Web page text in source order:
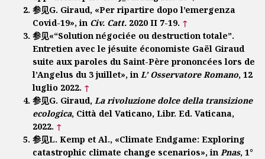
参见G. Giraud, «Per ripartire dopo l’emergenza
Covid-19», in Civ. Catt. 2020 II 7-19. ↑
参见«“Solution négociée ou destruction totale”.
Entretien avec le jésuite économiste Gaël Giraud
suite aux paroles du Saint-Père prononcées lors de
l’Angelus du 3 juillet», in L’ Osservatore Romano, 12
luglio 2022. ↑
参见G. Giraud, La rivoluzione dolce della transizione
ecologica, Città del Vaticano, Libr. Ed. Vaticana,
2022. ↑
参见L. Kemp et Al., «Climate Endgame: Exploring
catastrophic climate change scenarios», in Pnas, 1°